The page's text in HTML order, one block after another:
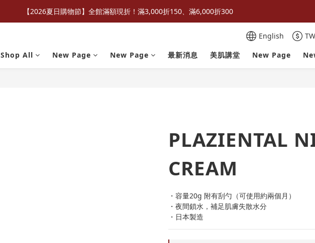
【2026夏日購物節】全館滿額現折！滿3,000折150、滿6,000折300
English
Shop All New Page New Page 最新消息 美肌講堂 New Page
PLAZIENTAL
CREAM
・容量20g 附有刮勺（可使用約兩個月）
・夜間鎖水，補足肌膚失散水分
・日本製造